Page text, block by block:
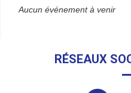
Aucun événement à venir
RÉSEAUX